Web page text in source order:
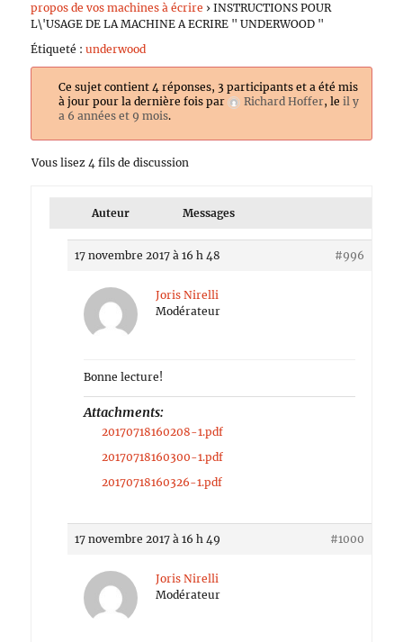
propos de vos machines à écrire › INSTRUCTIONS POUR
L\'USAGE DE LA MACHINE A ECRIRE " UNDERWOOD "
Étiqueté :underwood
Ce sujet contient 4 réponses, 3 participants et a été mis
à jour pour la dernière fois par
Richard Hoffer, le il y
a 6 années et 9 mois.
Vous lisez 4 fils de discussion
Auteur Messages
17 novembre 2017 à 16 h 48 #996
Joris Nirelli
Modérateur
Bonne lecture!
Attachments:
20170718160208-1.pdf
20170718160300-1.pdf
20170718160326-1.pdf
17 novembre 2017 à 16 h 49 #1000
Joris Nirelli
Modérateur